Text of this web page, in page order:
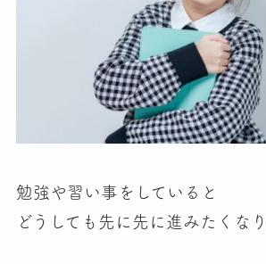
勉強や習い事をしていると
どうしても先に先に進みたくなり